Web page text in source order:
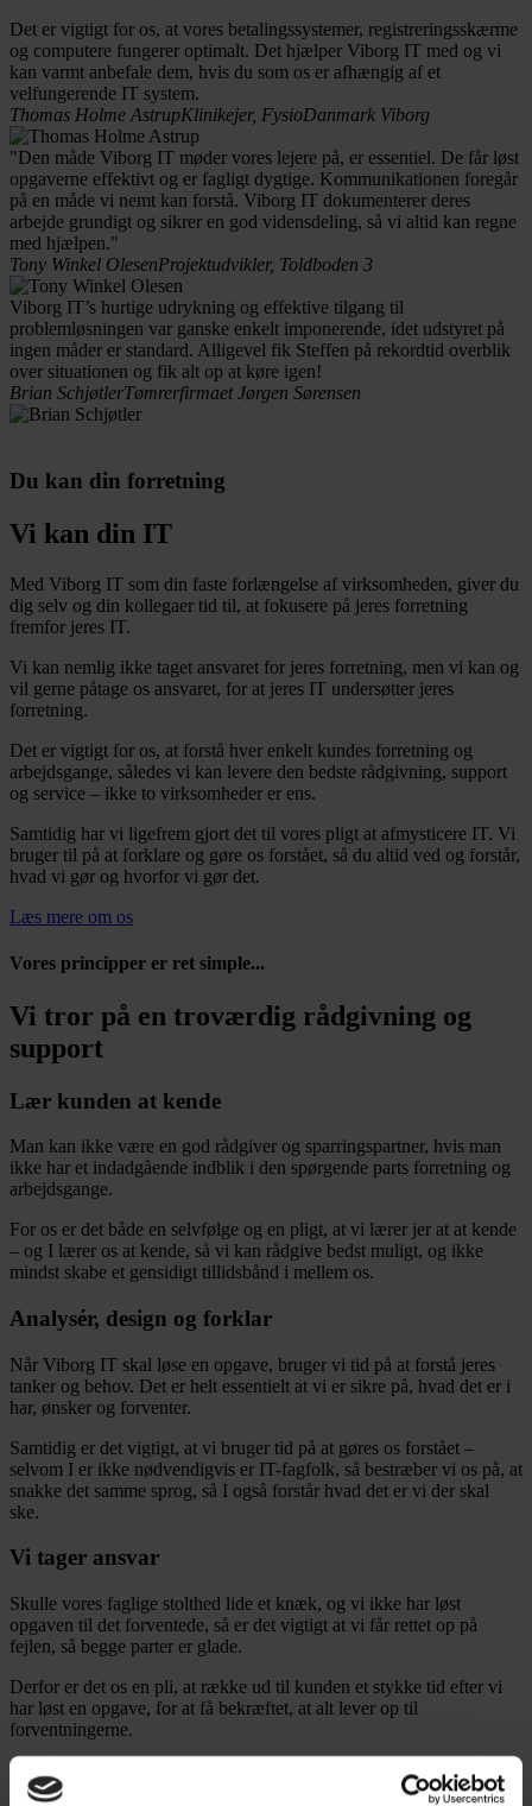
Det er vigtigt for os, at vores betalingssystemer, registreringsskærme
og computere fungerer optimalt. Det hjælper Viborg IT med og vi
kan varmt anbefale dem, hvis du som os er afhængig af et
velfungerende IT system.
Thomas Holme AstrupKlinikejer, FysioDanmark Viborg
"Den måde Viborg IT møder vores lejere på, er essentiel. De får løst
opgaverne effektivt og er fagligt dygtige. Kommunikationen foregår
på en måde vi nemt kan forstå. Viborg IT dokumenterer deres
arbejde grundigt og sikrer en god vidensdeling, så vi altid kan regne
med hjælpen."
Tony Winkel OlesenProjektudvikler, Toldboden 3
Viborg IT’s hurtige udrykning og effektive tilgang til
problemløsningen var ganske enkelt imponerende, idet udstyret på
ingen måder er standard. Alligevel fik Steffen på rekordtid overblik
over situationen og fik alt op at køre igen!
Brian SchjøtlerTømrerfirmaet Jørgen Sørensen
Du kan din forretning
Vi kan din IT
Med Viborg IT som din faste forlængelse af virksomheden, giver du
dig selv og din kollegaer tid til, at fokusere på jeres forretning
fremfor jeres IT.
Vi kan nemlig ikke taget ansvaret for jeres forretning, men vi kan og
vil gerne påtage os ansvaret, for at jeres IT undersøtter jeres
forretning.
Det er vigtigt for os, at forstå hver enkelt kundes forretning og
arbejdsgange, således vi kan levere den bedste rådgivning, support
og service – ikke to virksomheder er ens.
Samtidig har vi ligefrem gjort det til vores pligt at afmysticere IT. Vi
bruger til på at forklare og gøre os forstået, så du altid ved og forstår,
hvad vi gør og hvorfor vi gør det.
Læs mere om os
Vores principper er ret simple...
Vi tror på en troværdig rådgivning og
support
Lær kunden at kende
Man kan ikke være en god rådgiver og sparringspartner, hvis man
ikke har et indadgående indblik i den spørgende parts forretning og
arbejdsgange.
For os er det både en selvfølge og en pligt, at vi lærer jer at at kende
– og I lærer os at kende, så vi kan rådgive bedst muligt, og ikke
mindst skabe et gensidigt tillidsbånd i mellem os.
Analysér, design og forklar
Når Viborg IT skal løse en opgave, bruger vi tid på at forstå jeres
tanker og behov. Det er helt essentielt at vi er sikre på, hvad det er i
har, ønsker og forventer.
Samtidig er det vigtigt, at vi bruger tid på at gøres os forstået –
selvom I er ikke nødvendigvis er IT-fagfolk, så bestræber vi os på, at
snakke det samme sprog, så I også forstår hvad det er vi der skal
ske.
Vi tager ansvar
Skulle vores faglige stolthed lide et knæk, og vi ikke har løst
opgaven til det forventede, så er det vigtigt at vi får rettet op på
fejlen, så begge parter er glade.
Derfor er det os en pli, at række ud til kunden et stykke tid efter vi
har løst en opgave, for at få bekræftet, at alt lever op til
forventningerne.